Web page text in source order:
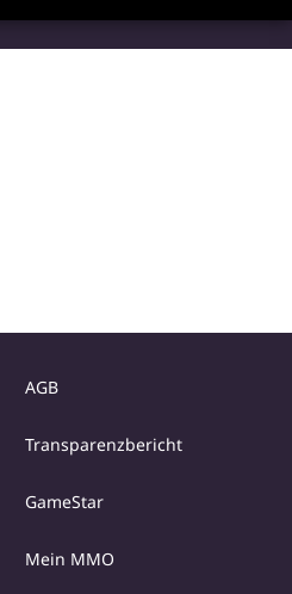
AGB
Transparenzbericht
GameStar
Mein MMO